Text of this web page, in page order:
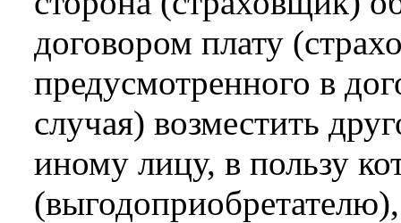
договором плату
предусмотренного в
случая) возместить
иному лицу, в пользу